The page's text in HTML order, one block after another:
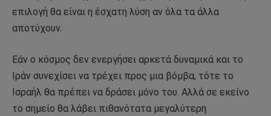
επιλογή θα είναι η έσχατη λύση αν όλα τα άλλα
αποτύχουν.
Εάν ο κόσμος δεν ενεργήσει αρκετά δυναμικά και το
Ιράν συνεχίσει να τρέχει προς μια βόμβα, τότε το
Ισραήλ θα πρέπει να δράσει μόνο του. Αλλά σε εκείνο
το σημείο θα λάβει πιθανότατα μεγαλύτερη